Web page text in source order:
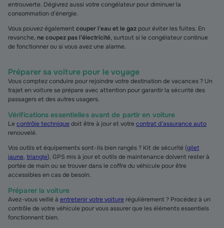
entrouverte. Dégivrez aussi votre congélateur pour diminuer la
consommation d’énergie.
Vous pouvez égalementcouper l’eau et le gaz pour éviter les fuites. En
revanche, ne coupez pas l’électricité, surtout si le congélateur continue
de fonctionner ou si vous avez une alarme.
Préparer sa voiture pour le voyage
Vous comptez conduire pour rejoindre votre destination de vacances ? Un
trajet en voiture se prépare avec attention pour garantir la sécurité des
passagers et des autres usagers.
Vérifications essentielles avant de partir en voiture
Lecontrôle techniquedoit être à jour et votrecontrat d’assurance auto
renouvelé.
Vos outils et équipements sont-ils bien rangés ? Kit de sécurité (gilet
jaune, triangle), GPS mis à jour et outils de maintenance doivent rester à
portée de main ou se trouver dans le coffre du véhicule pour être
accessibles en cas de besoin.
Préparer la voiture
Avez-vous veillé à entretenir votre voiture régulièrement ? Procédez à un
contrôle de votre véhicule pour vous assurer que les éléments essentiels
fonctionnent bien.